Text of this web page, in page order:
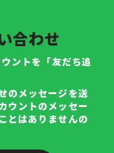
合わせ
ントを「友だち追
のメッセージを送
ウントのメッセー
とはありませんの